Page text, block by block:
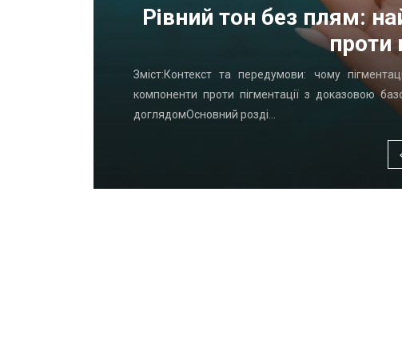
Рівний тон без плям:
проти
Зміст:Контекст та передумови: чому
компоненти проти пігментації з доказовою
доглядомОсновний розді…